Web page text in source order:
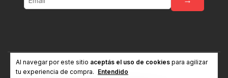
Al navegar por este sitio aceptás el uso de cookies para agilizar
tu experiencia de compra. Entendido
© 2026 Bebesit. Todos los derechos reservados.